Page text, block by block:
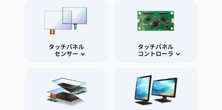
タッチパネル
センサー
タッチパネル
コントローラ